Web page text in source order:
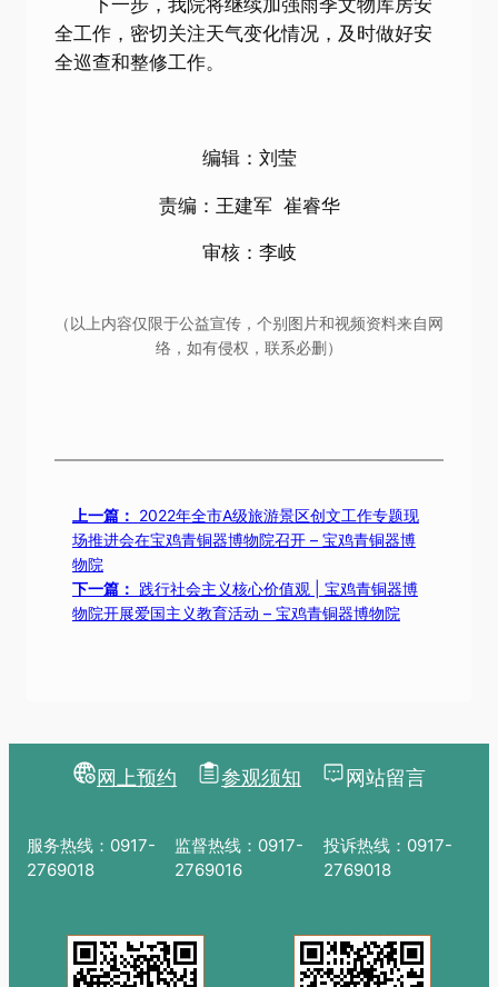
下一步，我院将继续加强雨季文物库房安
全工作，密切关注天气变化情况，及时做好安
全巡查和整修工作。
编辑：刘莹
责编：王建军 崔睿华
审核：李岐
（以上内容仅限于公益宣传，个别图片和视频资料来自网
络，如有侵权，联系必删）
上一篇： 2022年全市A级旅游景区创文工作专题现
场推进会在宝鸡青铜器博物院召开 – 宝鸡青铜器博
物院
下一篇： 践行社会主义核心价值观 | 宝鸡青铜器博
物院开展爱国主义教育活动 – 宝鸡青铜器博物院
网上预约 参观须知 网站留言
服务热线：0917-
2769018
监督热线：0917-
2769016
投诉热线：0917-
2769018